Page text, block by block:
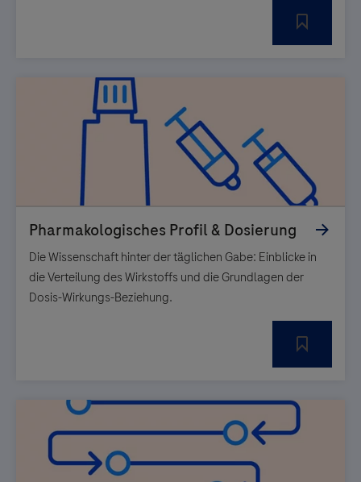
Die Wissenschaft hinter der täglichen Gabe: Einblicke in
die Verteilung des Wirkstoffs und die Grundlagen der
Dosis-Wirkungs-Beziehung.